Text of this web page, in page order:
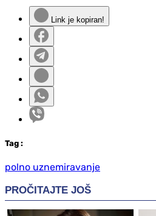
Link je kopiran!
Tag :
polno uznemiravanje